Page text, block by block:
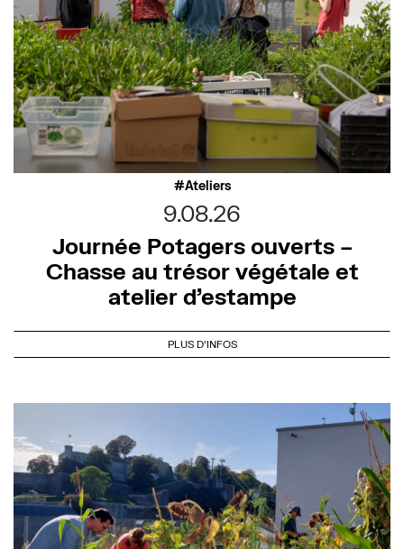
Ateliers
9.08.26
Journée Potagers ouverts –
Chasse au trésor végétale et
atelier d’estampe
PLUS D'INFOS